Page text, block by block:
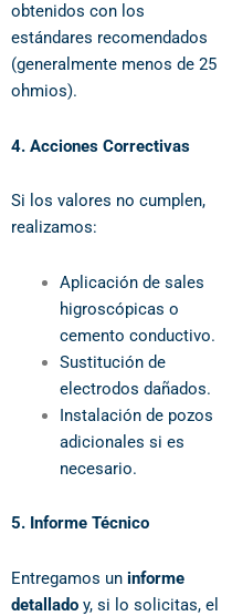
obtenidos con los
estándares recomendados
(generalmente menos de 25
ohmios).
4. Acciones Correctivas
Si los valores no cumplen,
realizamos:
Aplicación de sales
higroscópicas o
cemento conductivo.
Sustitución de
electrodos dañados.
Instalación de pozos
adicionales si es
necesario.
5. Informe Técnico
Entregamos un informe
detallado y, si lo solicitas, el